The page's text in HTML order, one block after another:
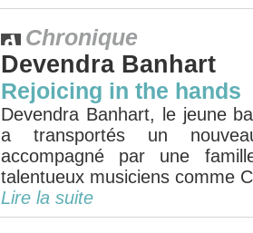
Chronique
Devendra Banhart
Rejoicing in the hands
Devendra Banhart, le jeune
a transportés un
accompagné par une
talentueux musiciens comme
Lire la suite